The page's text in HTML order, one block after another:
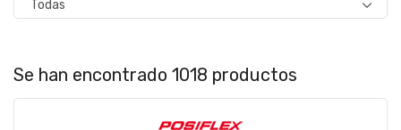
Se han encontrado 1018 productos